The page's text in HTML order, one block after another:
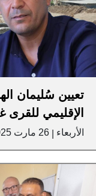
تعيين سُليمان
الإقليمي
الأربعاء 26 مارت 2025